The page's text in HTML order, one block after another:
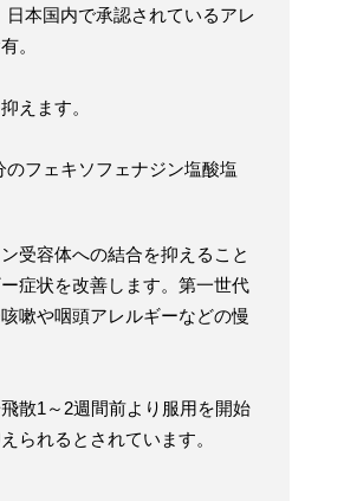
本国内で承認されているアレ
。
えます。
フェキソフェナジン塩酸塩
受容体への結合を抑えること
症状を改善します。第一世代
嗽や咽頭アレルギーなどの慢
散1～2週間前より服用を開始
られるとされています。